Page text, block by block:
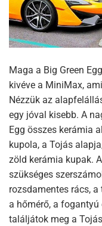
Maga a Big Green
kivéve a MiniMax,
Nézzük az
egy jóval kisebb. A
Egg összes kerámia
kupola, a Tojás
zöld kerámia kupak.
szükséges
rozsdamentes rács,
a hőmérő, a
találjátok meg a